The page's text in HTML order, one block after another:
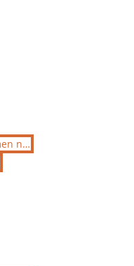
Zielgerichtet Entscheidungsformen nutzen